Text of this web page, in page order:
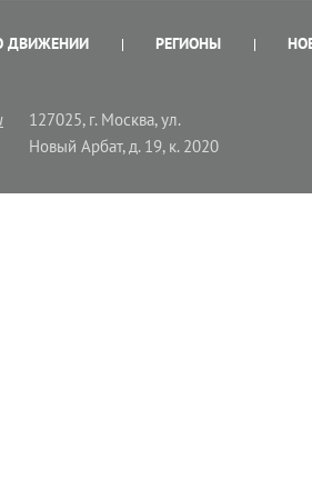
ДВИЖЕНИИ РЕГИОНЫ
127025, г. Москва, ул.
Новый Арбат, д. 19, к. 2020